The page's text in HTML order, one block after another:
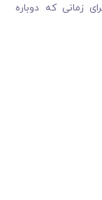
زمانی که دوباره